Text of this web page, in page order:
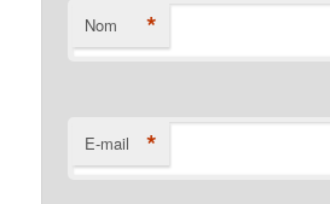
Nom *
E-mail *